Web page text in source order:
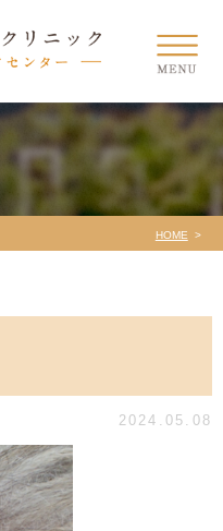
HOME
2024.05.08